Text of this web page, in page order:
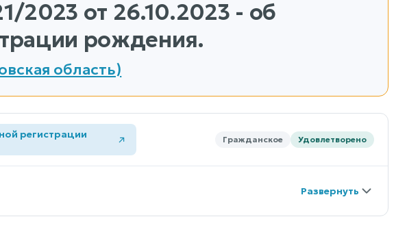
2023 от 26.10.2023 - об
рождения.
область)
регистрации
Гражданское Удовлетворено